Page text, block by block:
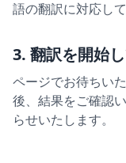
語の翻訳に対応して
3. 翻訳を開始
ページでお待ちい
後、結果をご確認
らせいたします。